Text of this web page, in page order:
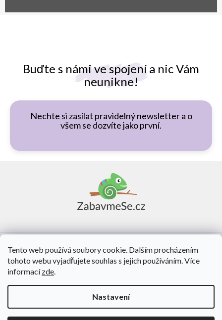
Tento web používá soubory cookie. Dalším procházením
tohoto webu vyjadřujete souhlas s jejich používáním. Více
informacízde.
Nastavení
Buďte s námi ve spojení a nic Vám
neunikne!
Nechte si zasílat pravidelný newsletter a o
všem se dozvíte jako první.
O nás
Vytvořil Shoptet